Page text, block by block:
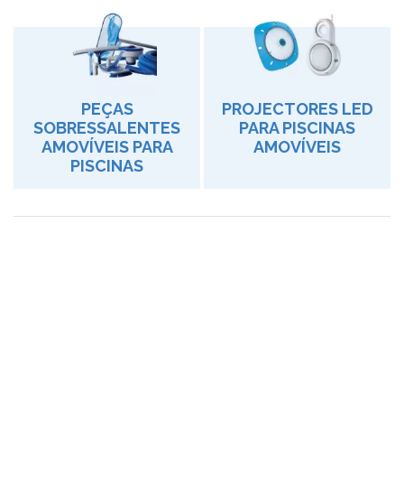
PEÇAS
SOBRESSALENTES
AMOVÍVEIS PARA
PISCINAS
PROJECTORES LED
PARA PISCINAS
AMOVÍVEIS